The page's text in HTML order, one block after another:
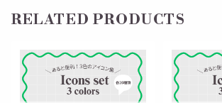
RELATED PRODUCTS